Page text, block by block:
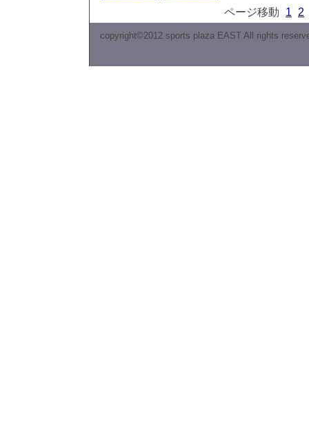
ページ移動
1 2
copyright©2012 sports plaza EAST All rights